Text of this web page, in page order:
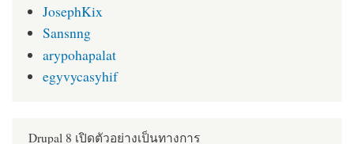
JosephKix
Sansnng
arypohapalat
egyvycasyhif
Drupal 8 เปิดตัวอย่างเป็นทางการ